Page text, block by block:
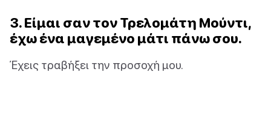
3. Είμαι σαν τον Τρελομάτη Μούντι,
έχω ένα μαγεμένο μάτι πάνω σου.
Έχεις τραβήξει την προσοχή μου.